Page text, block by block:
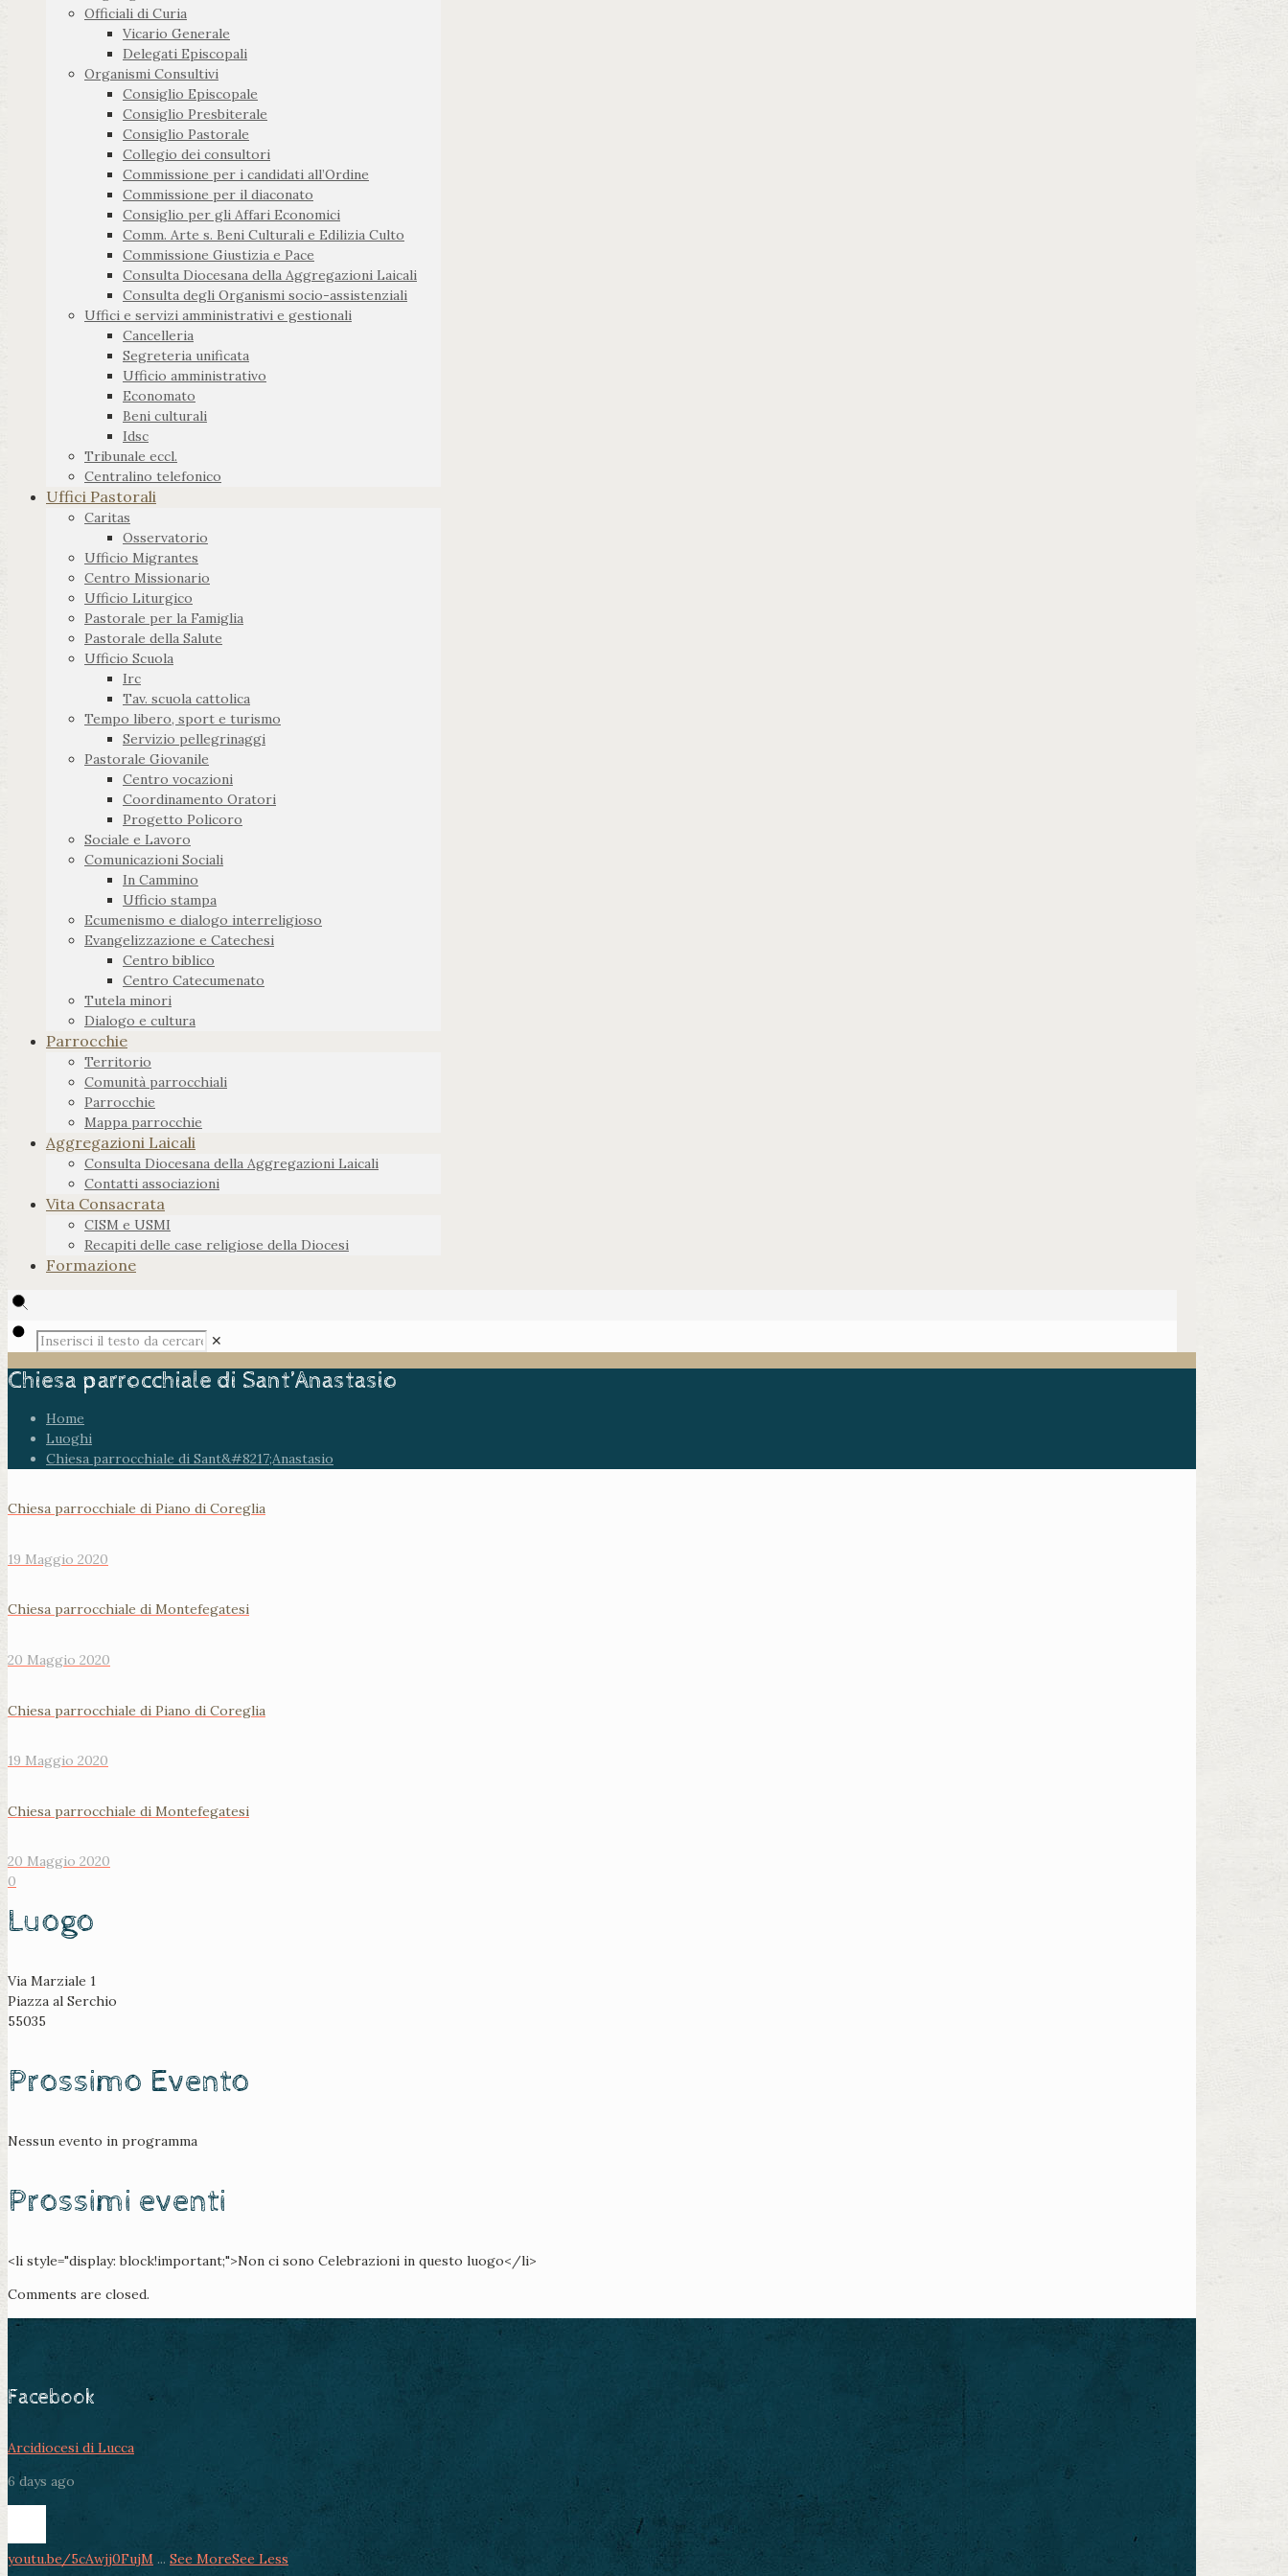
Officiali di Curia
Vicario Generale
Delegati Episcopali
Organismi Consultivi
Consiglio Episcopale
Consiglio Presbiterale
Consiglio Pastorale
Collegio dei consultori
Commissione per i candidati all’Ordine
Commissione per il diaconato
Consiglio per gli Affari Economici
Comm. Arte s. Beni Culturali e Edilizia Culto
Commissione Giustizia e Pace
Consulta Diocesana della Aggregazioni Laicali
Consulta degli Organismi socio-assistenziali
Uffici e servizi amministrativi e gestionali
Cancelleria
Segreteria unificata
Ufficio amministrativo
Economato
Beni culturali
Idsc
Tribunale eccl.
Centralino telefonico
Uffici Pastorali
Caritas
Osservatorio
Ufficio Migrantes
Centro Missionario
Ufficio Liturgico
Pastorale per la Famiglia
Pastorale della Salute
Ufficio Scuola
Irc
Tav. scuola cattolica
Tempo libero, sport e turismo
Servizio pellegrinaggi
Pastorale Giovanile
Centro vocazioni
Coordinamento Oratori
Progetto Policoro
Sociale e Lavoro
Comunicazioni Sociali
In Cammino
Ufficio stampa
Ecumenismo e dialogo interreligioso
Evangelizzazione e Catechesi
Centro biblico
Centro Catecumenato
Tutela minori
Dialogo e cultura
Parrocchie
Territorio
Comunità parrocchiali
Parrocchie
Mappa parrocchie
Aggregazioni Laicali
Consulta Diocesana della Aggregazioni Laicali
Contatti associazioni
Vita Consacrata
CISM e USMI
Recapiti delle case religiose della Diocesi
Formazione
✕
Chiesa parrocchiale di Sant’Anastasio
Home
Luoghi
Chiesa parrocchiale di Sant&#8217;Anastasio
Chiesa parrocchiale di Piano di Coreglia
19 Maggio 2020
Chiesa parrocchiale di Montefegatesi
20 Maggio 2020
Chiesa parrocchiale di Piano di Coreglia
19 Maggio 2020
Chiesa parrocchiale di Montefegatesi
20 Maggio 2020
0
Luogo
Via Marziale 1
Piazza al Serchio
55035
Prossimo Evento
Nessun evento in programma
Prossimi eventi
<li style="display: block!important;">Non ci sono Celebrazioni in questo luogo</li>
Comments are closed.
Facebook
Arcidiocesi di Lucca
6 days ago
youtu.be/5cAwjj0FujM ... See MoreSee Less